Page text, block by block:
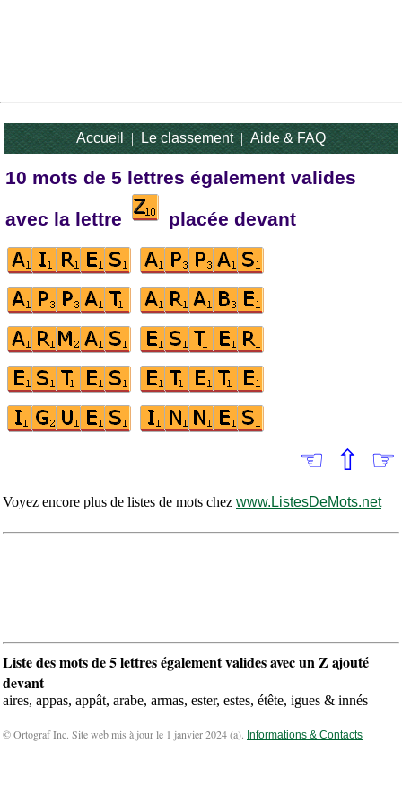
Accueil|Le classement|Aide & FAQ
10 mots de 5 lettres également valides
avec la lettre
placée devant
☜ ⇧ ☞
Voyez encore plus de listes de mots chez www.ListesDeMots.net
Liste des mots de 5 lettres également valides avec un Z ajouté
devant
aires, appas, appât, arabe, armas, ester, estes, étête, igues & innés
© Ortograf Inc. Site web mis à jour le 1 janvier 2024 (a). Informations & Contacts